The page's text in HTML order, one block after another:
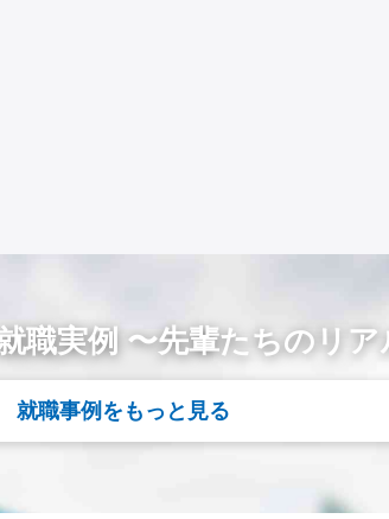
職実例 〜先輩たちのリア
就職事例をもっと見る